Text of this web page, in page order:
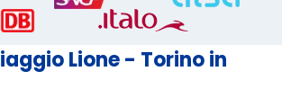
Lione - Torino in